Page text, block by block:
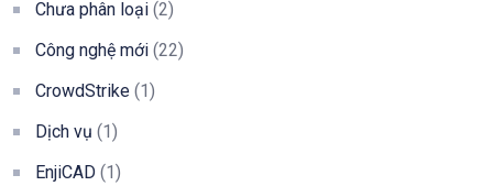
Chưa phân loại (2)
Công nghệ mới (22)
CrowdStrike (1)
Dịch vụ (1)
EnjiCAD (1)